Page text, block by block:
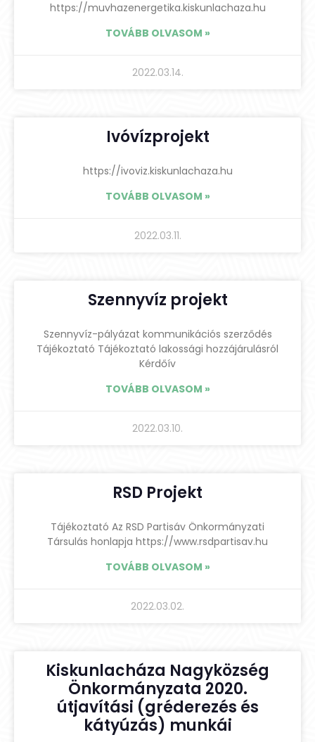
https://muvhazenergetika.kiskunlachaza.hu
TOVÁBB OLVASOM »
2022.03.14.
Ivóvízprojekt
https://ivoviz.kiskunlachaza.hu
TOVÁBB OLVASOM »
2022.03.11.
Szennyvíz projekt
Szennyvíz-pályázat kommunikációs szerződés
Tájékoztató Tájékoztató lakossági hozzájárulásról
Kérdőív
TOVÁBB OLVASOM »
2022.03.10.
RSD Projekt
Tájékoztató Az RSD Partisáv Önkormányzati
Társulás honlapja https://www.rsdpartisav.hu
TOVÁBB OLVASOM »
2022.03.02.
Kiskunlacháza Nagyközség
Önkormányzata 2020.
útjavítási (gréderezés és
kátyúzás) munkái